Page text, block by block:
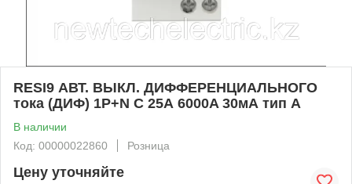
RESI9 АВТ. ВЫКЛ. ДИФФЕРЕНЦИАЛЬНОГО
тока (ДИФ) 1P+N С 25А 6000A 30мА тип A
В наличии
Код: 00000022860
Розница
Цену уточняйте